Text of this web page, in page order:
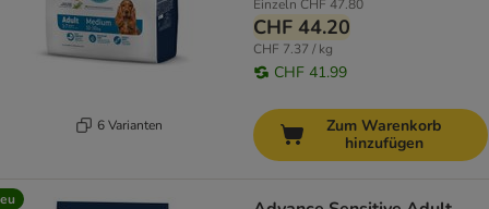
6 Varianten
Einzeln CHF 47.80
CHF 44.20
CHF 7.37 / kg
CHF 41.99
Zum Warenkorb
hinzufügen